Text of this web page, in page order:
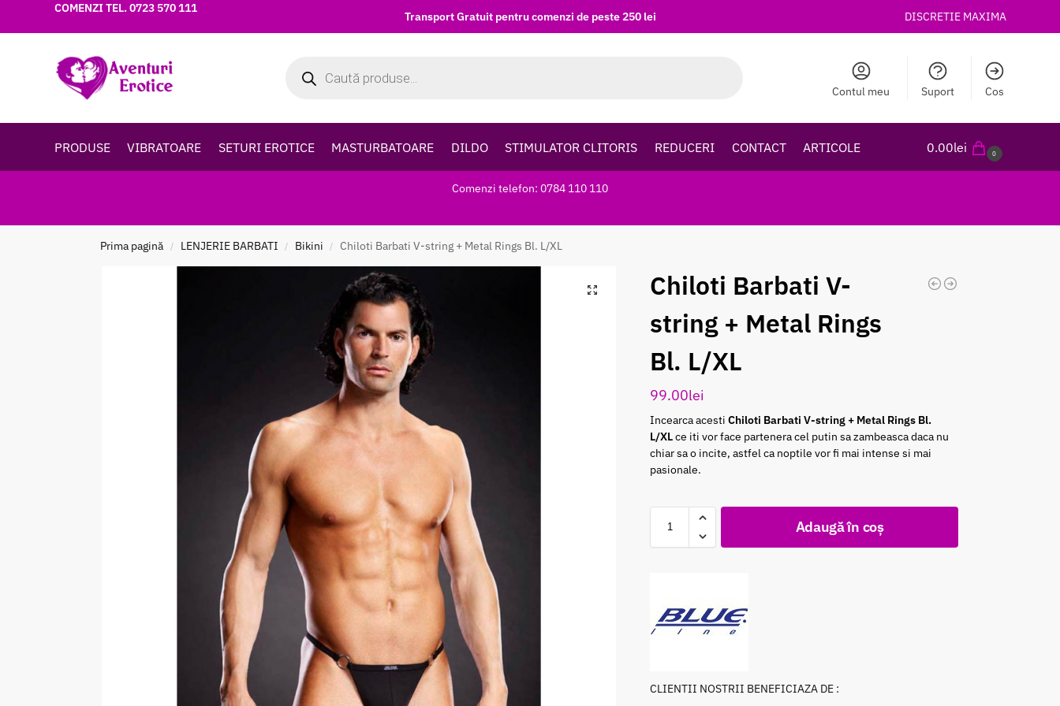
COMENZI TEL.0723 570 111
Transport Gratuit pentru comenzi de peste 250 lei DISCRETIE MAXIMA
Contul meu Suport Cos
PRODUSE VIBRATOARE SETURI EROTICE MASTURBATOARE DILDO STIMULATOR CLITORIS REDUCERI CONTACT ARTICOLE 0.00lei 0
Comenzi telefon: 0784 110 110
Prima pagină / LENJERIE BARBATI / Bikini / Chiloti Barbati V-string + Metal Rings Bl. L/XL
Chiloti Barbati V-
string + Metal Rings
Bl. L/XL
99.00lei
Incearca acestiChiloti Barbati V-string + Metal Rings Bl.
L/XLce iti vor face partenera cel putin sa zambeasca daca nu
chiar sa o incite, astfel ca noptile vor fi mai intense si mai
pasionale.
Adaugă în coș
CLIENTII NOSTRII BENEFICIAZA DE :